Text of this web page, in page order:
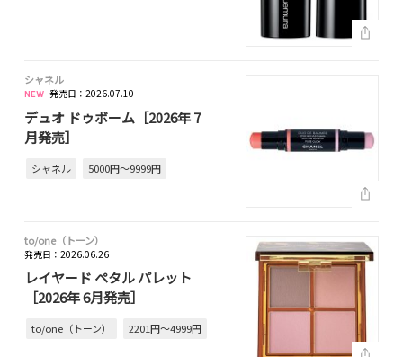
シャネル
発売日：2026.07.10
デュオ ドゥボーム［2026年 7
月発売］
シャネル 5000円～9999円
to/one（トーン）
発売日：2026.06.26
レイヤード ペタル パレット
［2026年 6月発売］
to/one（トーン） 2201円～4999円